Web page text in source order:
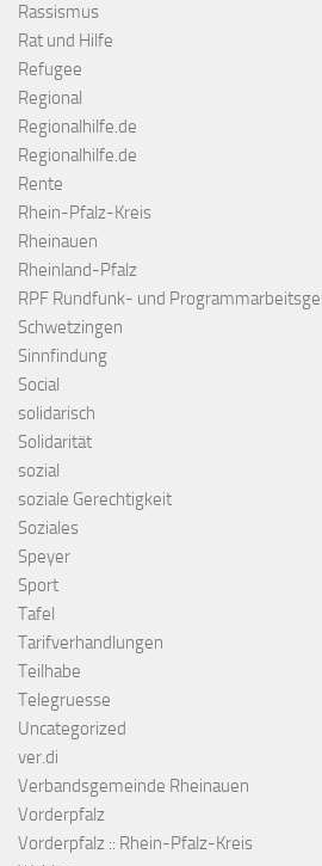
Rassismus
Rat und Hilfe
Refugee
Regional
Regionalhilfe.de
Regionalhilfe.de
Rente
Rhein-Pfalz-Kreis
Rheinauen
Rheinland-Pfalz
RPF Rundfunk- und
Schwetzingen
Sinnfindung
Social
solidarisch
Solidarität
sozial
soziale Gerechtigkeit
Soziales
Speyer
Sport
Tafel
Tarifverhandlungen
Teilhabe
Telegruesse
Uncategorized
ver.di
Verbandsgemeinde Rheinauen
Vorderpfalz
Vorderpfalz :: Rhein-Pfalz-Kreis